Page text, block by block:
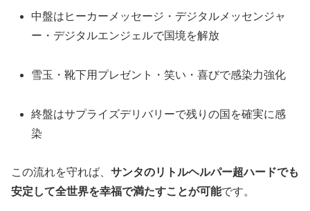
中盤はヒーカーメッセージ・デジタルメッセンジャ
ー・デジタルエンジェルで国境を解放
雪玉・靴下用プレゼント・笑い・喜びで感染力強化
終盤はサプライズデリバリーで残りの国を確実に感
染
この流れを守れば、 サンタのリトルヘルパー超ハードでも
安定して全世界を幸福で満たすことが可能です。